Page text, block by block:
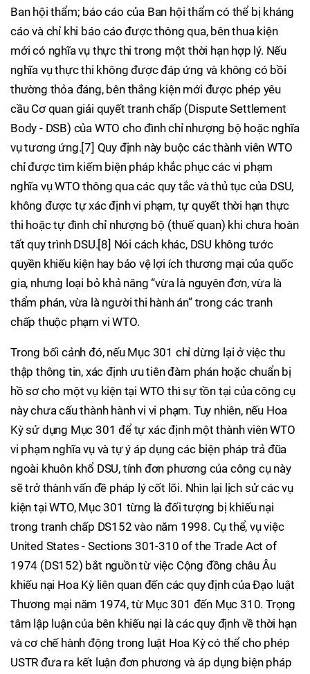
Ban hội thẩm; báo cáo của Ban hội thẩm có thể bị kháng
cáo và chỉ khi báo cáo được thông qua, bên thua kiện
mới có nghĩa vụ thực thi trong một thời hạn hợp lý. Nếu
nghĩa vụ thực thi không được đáp ứng và không có bồi
thường thỏa đáng, bên thắng kiện mới được phép yêu
cầu Cơ quan giải quyết tranh chấp (Dispute Settlement
Body - DSB) của WTO cho đình chỉ nhượng bộ hoặc nghĩa
vụ tương ứng.[7] Quy định này buộc các thành viên WTO
chỉ được tìm kiếm biện pháp khắc phục các vi phạm
nghĩa vụ WTO thông qua các quy tắc và thủ tục của DSU,
không được tự xác định vi phạm, tự quyết thời hạn thực
thi hoặc tự đình chỉ nhượng bộ (thuế quan) khi chưa hoàn
tất quy trình DSU.[8] Nói cách khác, DSU không tước
quyền khiếu kiện hay bảo vệ lợi ích thương mại của quốc
gia, nhưng loại bỏ khả năng “vừa là nguyên đơn, vừa là
thẩm phán, vừa là người thi hành án” trong các tranh
chấp thuộc phạm vi WTO.
Trong bối cảnh đó, nếu Mục 301 chỉ dừng lại ở việc thu
thập thông tin, xác định ưu tiên đàm phán hoặc chuẩn bị
hồ sơ cho một vụ kiện tại WTO thì sự tồn tại của công cụ
này chưa cấu thành hành vi vi phạm. Tuy nhiên, nếu Hoa
Kỳ sử dụng Mục 301 để tự xác định một thành viên WTO
vi phạm nghĩa vụ và tự ý áp dụng các biện pháp trả đũa
ngoài khuôn khổ DSU, tính đơn phương của công cụ này
sẽ trở thành vấn đề pháp lý cốt lõi. Nhìn lại lịch sử các vụ
kiện tại WTO, Mục 301 từng là đối tượng bị khiếu nại
trong tranh chấp DS152 vào năm 1998. Cụ thể, vụ việc
United States - Sections 301-310 of the Trade Act of
1974 (DS152) bắt nguồn từ việc Cộng đồng châu Âu
khiếu nại Hoa Kỳ liên quan đến các quy định của Đạo luật
Thương mại năm 1974, từ Mục 301 đến Mục 310. Trọng
tâm lập luận của bên khiếu nại là các quy định về thời hạn
và cơ chế hành động trong luật Hoa Kỳ có thể cho phép
USTR đưa ra kết luận đơn phương và áp dụng biện pháp